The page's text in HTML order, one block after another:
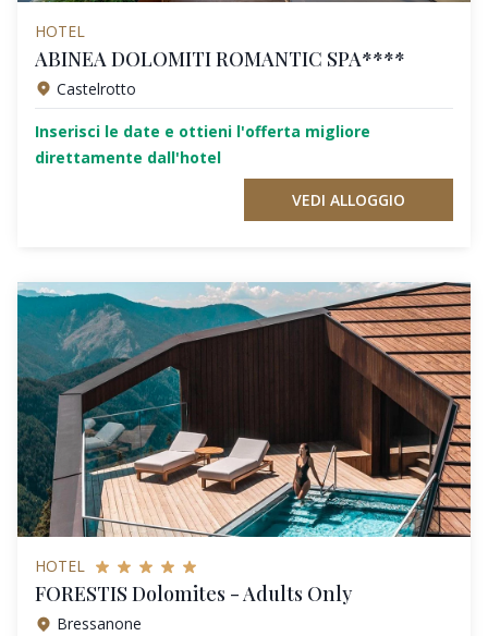
HOTEL
ABINEA DOLOMITI ROMANTIC SPA****
Castelrotto
Inserisci le date e ottieni l'offerta migliore
direttamente dall'hotel
VEDI ALLOGGIO
HOTEL
FORESTIS Dolomites - Adults Only
Bressanone